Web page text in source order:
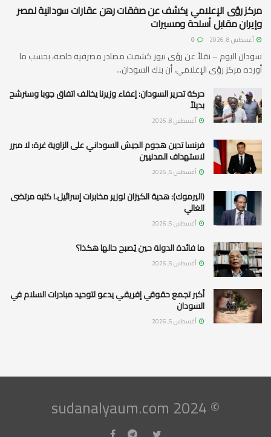
مركز رؤى الإعلامي يكشف عن صفقات رهن عقارات سودانية لمصر
وإيران مقابل أسلحة ومسيرات
أغسطس 8, 2026
سودان اليوم – نقلاً عن رؤى نيوز كشفت مصادر مصرفية خاصة، بحسب ما
أورده مركز رؤى الإعلامي، أن بنك السودان...
حركة تحرير السودان: إعفاء وزيرنا يخالف اتفاق جوبا وسنرشح
بديلاً
أغسطس 8, 2026
فرنسا تدين هجوم الجيش السوداني على الزاوية غرة: لا مبرر
لاستهداف المدنيين
أغسطس 5, 2026
(اليرموك): هدية الكيزان لوزير مخابرات إسرائيل.! كتبه مرتضى
الغالي
أغسطس 5, 2026
ما فائدة الدولة حين يُصبح حالها هكذا؟
أغسطس 5, 2026
أكبر تجمع حقوقي إفريقي يدعو لتوحيد مبادرات السلام في
السودان
أغسطس 5, 2026
© 2024 sudanalyaum.com